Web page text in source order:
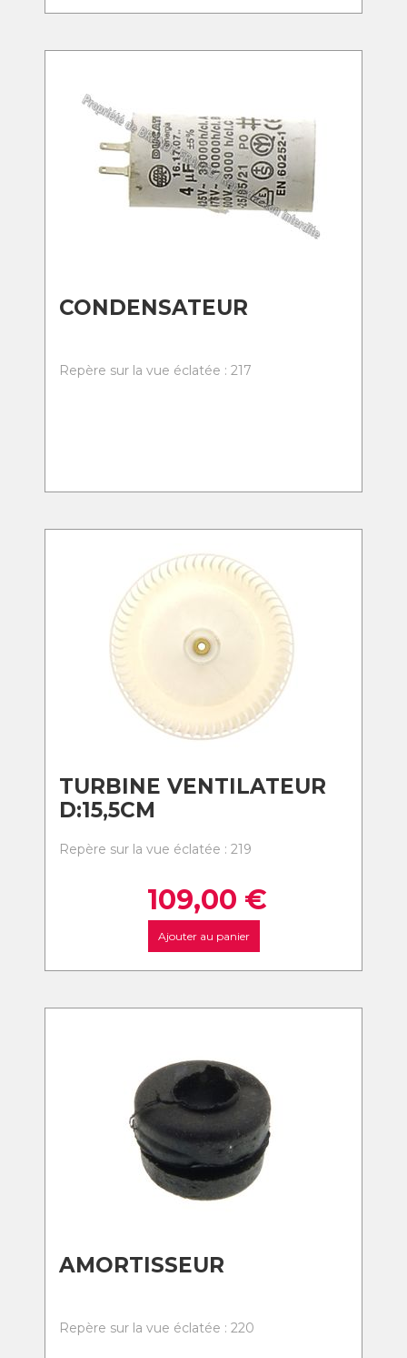
CONDENSATEUR
Repère sur la vue éclatée : 217
TURBINE VENTILATEUR
D:15,5CM
Repère sur la vue éclatée : 219
109,00 €
Ajouter au panier
AMORTISSEUR
Repère sur la vue éclatée : 220